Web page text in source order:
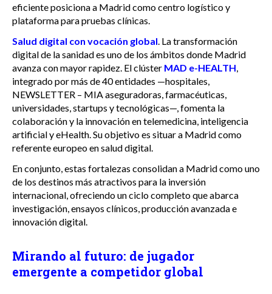
eficiente posiciona a Madrid como centro logístico y
plataforma para pruebas clínicas.
Salud digital con vocación global . La transformación
digital de la sanidad es uno de los ámbitos donde Madrid
avanza con mayor rapidez. El clúster MAD e-HEALTH
integrado por más de 40 entidades —hospitales,
NEWSLETTER – MIA aseguradoras, farmacéuticas,
universidades, startups y tecnológicas—, fomenta la
colaboración y la innovación en telemedicina, inteligencia
artificial y eHealth. Su objetivo es situar a Madrid como
referente europeo en salud digital.
En conjunto, estas fortalezas consolidan a Madrid como uno
de los destinos más atractivos para la inversión
internacional, ofreciendo un ciclo completo que abarca
investigación, ensayos clínicos, producción avanzada e
innovación digital.
Mirando al futuro: de jugador
emergente a competidor global